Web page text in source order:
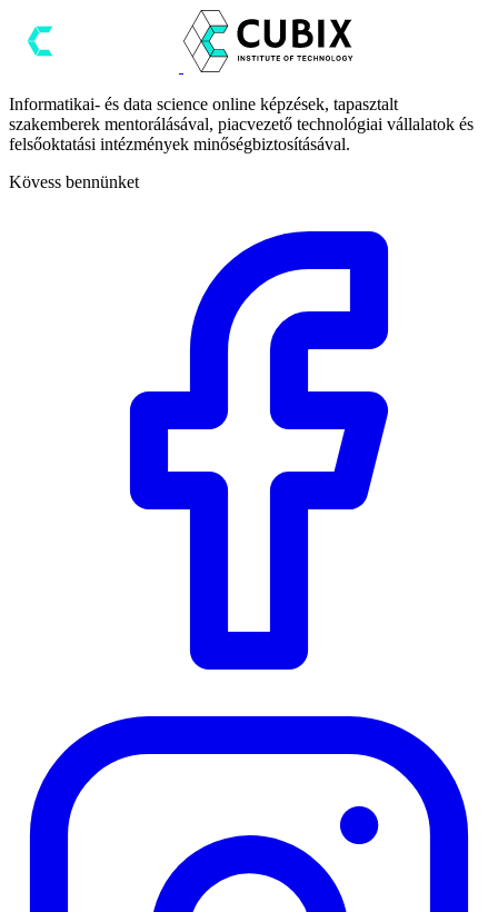
Informatikai- és data science online képzések, tapasztalt
szakemberek mentorálásával, piacvezető technológiai vállalatok és
felsőoktatási intézmények minőségbiztosításával.
Kövess bennünket